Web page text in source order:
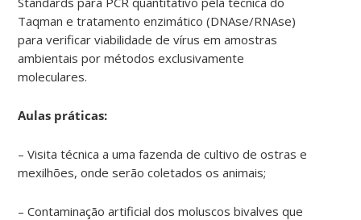
Taqman e tratamento enzimático (DNAse/RNAse)
para verificar viabilidade de vírus em amostras
ambientais por métodos exclusivamente
moleculares.
Aulas práticas:
– Visita técnica a uma fazenda de cultivo de ostras e
mexilhões, onde serão coletados os animais;
– Contaminação artificial dos moluscos bivalves que